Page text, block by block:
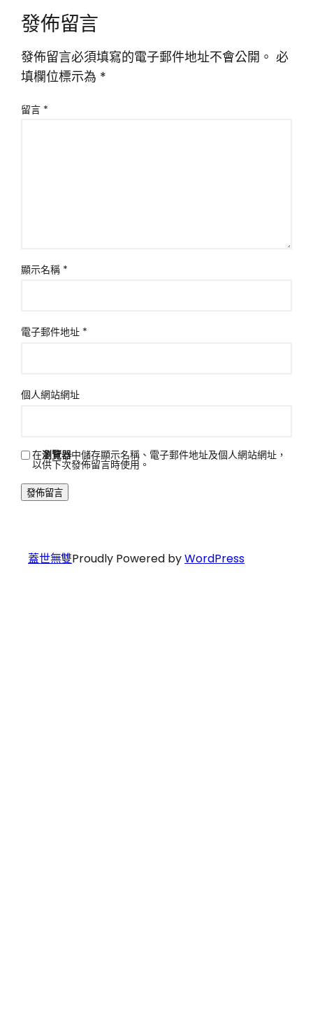
發佈留言
發佈留言必須填寫的電子郵件地址不會公開。 必
填欄位標示為 *
留言 *
顯示名稱 *
電子郵件地址 *
個人網站網址
在瀏覽器中儲存顯示名稱、電子郵件地址及個人網站網址，
以供下次發佈留言時使用。
蓋世無雙Proudly Powered byWordPress